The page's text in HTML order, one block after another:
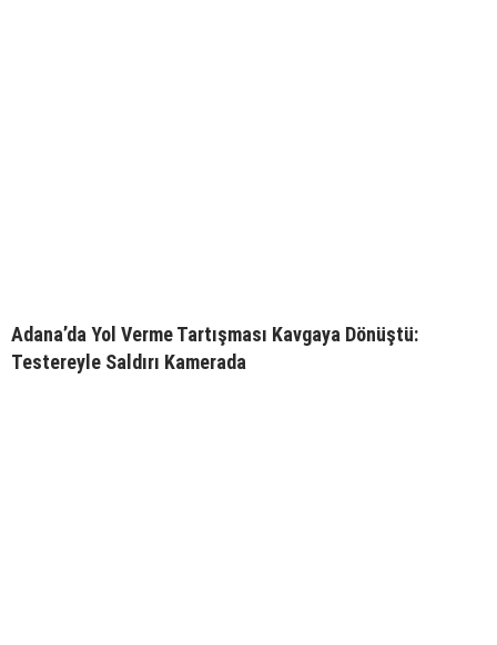
Adana’da Yol Verme Tartışması Kavgaya Dönüştü:
Testereyle Saldırı Kamerada